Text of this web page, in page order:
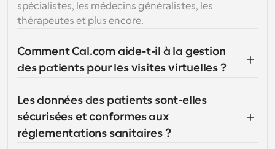
spécialistes, les médecins généralistes, les
thérapeutes et plus encore.
Comment Cal.com aide-t-il à la gestion
des patients pour les visites virtuelles ?
Les données des patients sont-elles
sécurisées et conformes aux
réglementations sanitaires ?